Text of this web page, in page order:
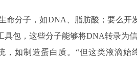
分子，如DNA、脂肪酸；要么开
包，这些分子能够将DNA转录为
如制造蛋白质。“但这类液滴始